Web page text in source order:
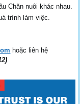
Chăn nuôi khác nhau.
trình làm việc.
hoặc liên hệ